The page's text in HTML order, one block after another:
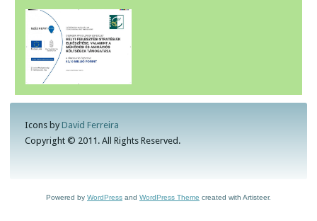
Icons by David Ferreira
Copyright © 2011. All Rights Reserved.
Powered by WordPress and WordPress Theme created with Artisteer.